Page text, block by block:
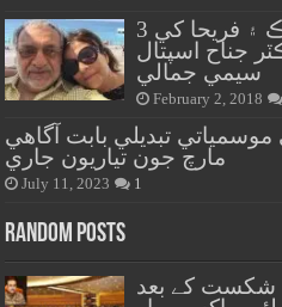
هزار خان بجاراڻي کي هڪ ۽ فريحا کي 3
جناح اسپتال
سيمي جمالي
February 2, 2018
۾ جولاءِ16تي موسمياتي تبديلي بابت آگاهي
مارچ جون تياريون جاري
July 11, 2023 1
Random Posts
شکست کے بعد